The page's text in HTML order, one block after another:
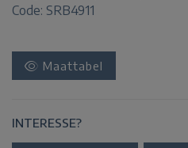
Code: SRB4911
Maattabel
INTERESSE?